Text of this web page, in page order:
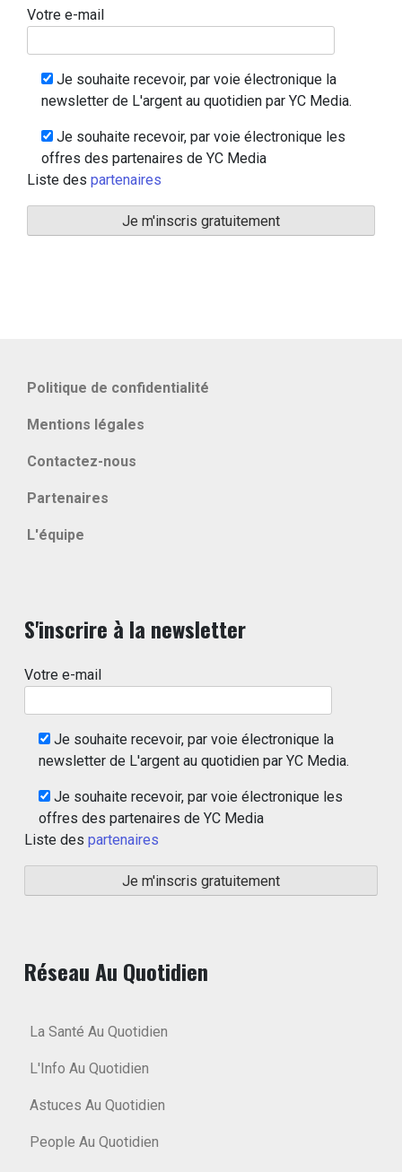
Votre e-mail
Je souhaite recevoir, par voie électronique la
newsletter de L'argent au quotidien par YC Media.
Je souhaite recevoir, par voie électronique les
offres des partenaires de YC Media
Liste des partenaires
Politique de confidentialité
Mentions légales
Contactez-nous
Partenaires
L'équipe
S'inscrire à la newsletter
Votre e-mail
Je souhaite recevoir, par voie électronique la
newsletter de L'argent au quotidien par YC Media.
Je souhaite recevoir, par voie électronique les
offres des partenaires de YC Media
Liste des partenaires
Réseau Au Quotidien
La Santé Au Quotidien
L'Info Au Quotidien
Astuces Au Quotidien
People Au Quotidien